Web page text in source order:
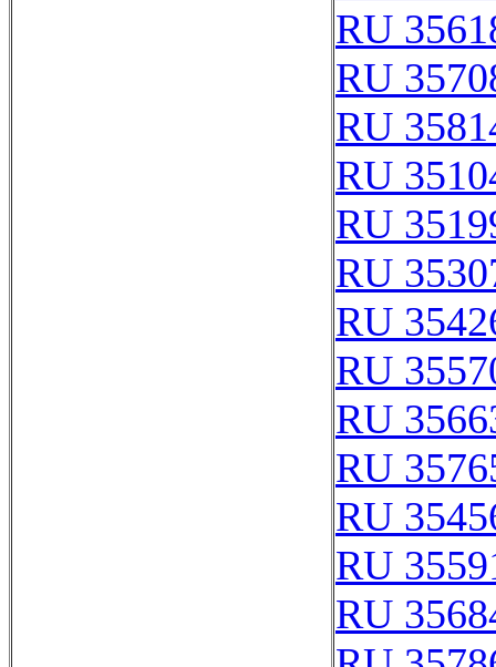
RU
RU
RU
RU
RU
RU
RU
RU
RU
RU
RU
RU
RU